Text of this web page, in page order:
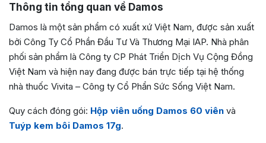
Thông tin tổng quan về Damos
Damos là một sản phẩm có xuất xứ Việt Nam, được sản xuất
bởi Công Ty Cổ Phần Đầu Tư Và Thương Mại IAP. Nhà phân
phối sản phẩm là Công ty CP Phát Triển Dịch Vụ Cộng Đồng
Việt Nam và hiện nay đang được bán trực tiếp tại hệ thống
nhà thuốc Vivita – Công ty Cổ Phẩn Sức Sống Việt Nam.
Quy cách đóng gói: Hộp viên uống Damos 60 viên và
Tuýp kem bôi Damos 17g.